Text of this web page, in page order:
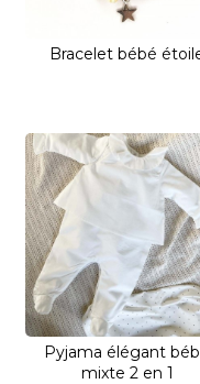
Bracelet bébé
Pyjama élégant
mixte 2 en 1